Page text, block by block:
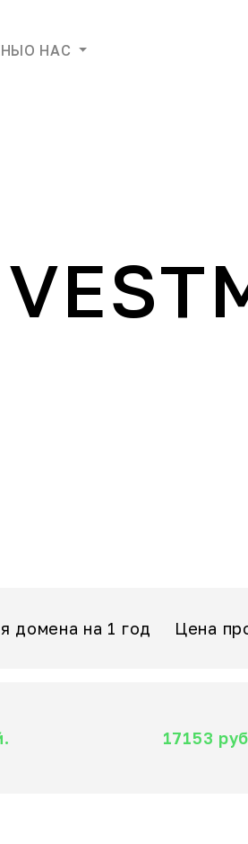
О НАС
домена на 1 год Цена
17153